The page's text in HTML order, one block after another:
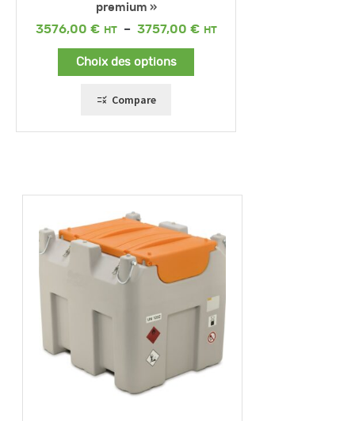
premium »
3576,00 € – 3757,00 €
Plage
Choix des options
Compare